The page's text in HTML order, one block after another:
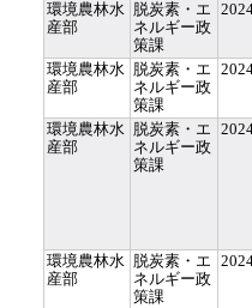
環境農林水
産部
脱炭素・エ
ネルギー政
策課
環境農林水
産部
脱炭素・エ
ネルギー政
策課
環境農林水
産部
脱炭素・エ
ネルギー政
策課
環境農林水
産部
脱炭素・エ
ネルギー政
策課